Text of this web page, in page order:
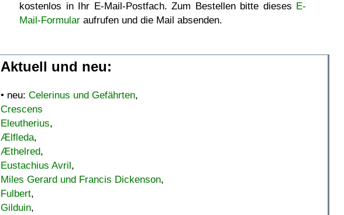
kostenlos in Ihr E-Mail-Postfach. Zum Bestellen bitte dieses E-
Mail-Formular aufrufen und die Mail absenden.
Aktuell und neu:
• neu: Celerinus und Gefährten,
Crescens
Eleutherius,
Ælfleda,
Æthelred,
Eustachius Avril,
Miles Gerard und Francis Dickenson,
Fulbert,
Gilduin,